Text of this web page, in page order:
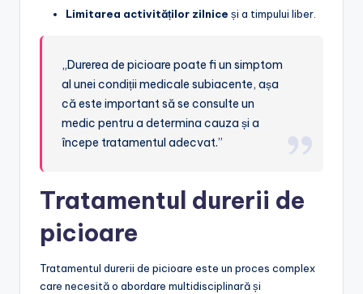
Limitarea activităților zilnice și a timpului liber.
„Durerea de picioare poate fi un simptom
al unei condiții medicale subiacente, așa
că este important să se consulte un
medic pentru a determina cauza și a
începe tratamentul adecvat.”
Tratamentul durerii de
picioare
Tratamentul durerii de picioare este un proces complex
care necesită o abordare multidisciplinară și